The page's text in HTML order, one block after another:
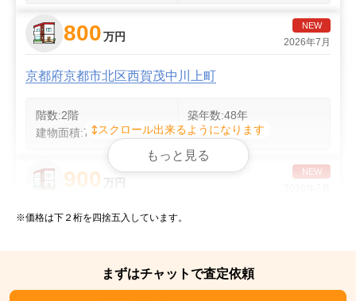
NEW
800万円 2026年7月
京都府京都市北区西賀茂中川上町
階数:2階 築年数:48年
建物面積:76㎡ 土地面積:54㎡
NEW
900 万円
京都府亀岡市吉川町吉田
㎡ 土地面積:126
スクロール出来るようになります
もっと見る
※価格は下２桁を四捨五入しています。
まずはチャットで査定依頼